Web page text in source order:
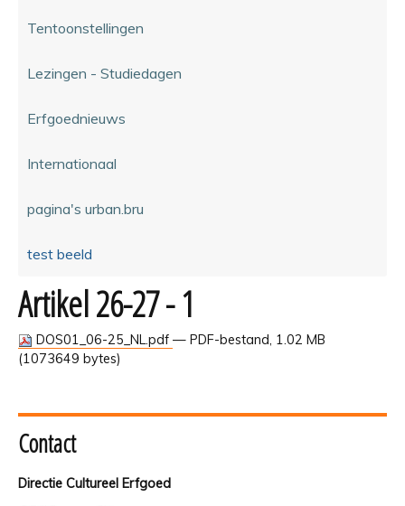
Tentoonstellingen
Lezingen - Studiedagen
Erfgoednieuws
Internationaal
pagina's urban.bru
test beeld
Artikel 26-27 - 1
DOS01_06-25_NL.pdf — PDF-bestand, 1.02 MB
(1073649 bytes)
Contact
Directie Cultureel Erfgoed